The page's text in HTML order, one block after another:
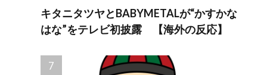
キタニタツヤとBABYMETALが“かすかな
はな”をテレビ初披露 【海外の反応】